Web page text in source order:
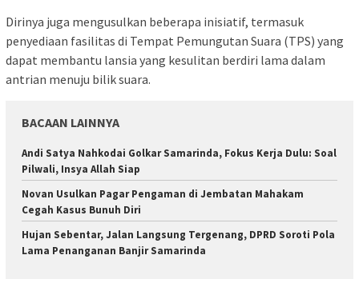
Dirinya juga mengusulkan beberapa inisiatif, termasuk
penyediaan fasilitas di Tempat Pemungutan Suara (TPS) yang
dapat membantu lansia yang kesulitan berdiri lama dalam
antrian menuju bilik suara.
BACAAN LAINNYA
Andi Satya Nahkodai Golkar Samarinda, Fokus Kerja Dulu: Soal
Pilwali, Insya Allah Siap
Novan Usulkan Pagar Pengaman di Jembatan Mahakam
Cegah Kasus Bunuh Diri
Hujan Sebentar, Jalan Langsung Tergenang, DPRD Soroti Pola
Lama Penanganan Banjir Samarinda